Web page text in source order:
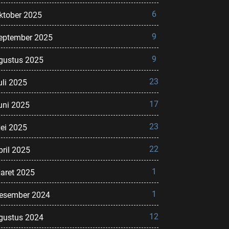
2025 6
2025 9
2025 9
2025 23
2025 17
2025 23
2025 22
2025 1
2024 1
2024 12